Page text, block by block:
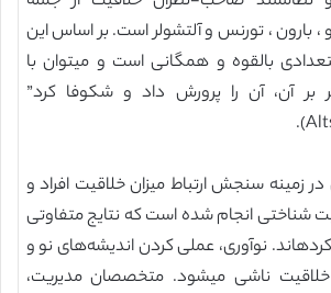
، بارون ، تورنس و آلتشولر است. بر اساس این
بالقوه و همگانی است و میتوان با
بر آن، آن را پرورش داد و شکوفا کرد”
زمینه سنجش ارتباط میزان خلاقیت افراد و
شناختی انجام شده است که نتایج متفاوتی
نوآوری، عملی کردن اندیشه‌های نو و
ناشی میشود. متخصصان مدیریت،